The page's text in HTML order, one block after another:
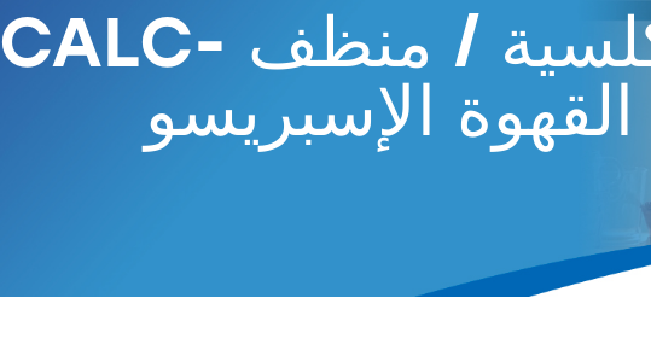
مزيل الترسبات الكلسية / منظف CALC-